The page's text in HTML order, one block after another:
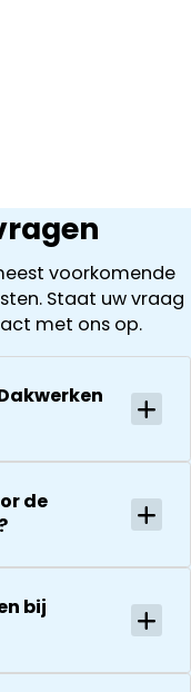
voorkomende
Staat uw vraag
met ons op.
de
bij